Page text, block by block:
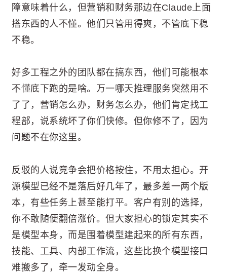
障意味着什么，但营销和财务那边在Claude上面
搭东西的人不懂。他们只管用得爽，不管底下稳
不稳。
好多工程之外的团队都在搞东西，他们可能根本
不懂底下跑的是啥。万一哪天推理服务突然用不
了了，营销怎么办，财务怎么办，他们肯定找工
程部，说系统坏了你们快修。但你修不了，因为
问题不在你这里。
反驳的人说竞争会把价格按住，不用太担心。开
源模型已经不是落后好几年了，最多差一两个版
本，有些任务上甚至能打平。客户有别的选择，
你不敢随便翻倍涨价。但大家担心的锁定其实不
是模型本身，而是围着模型建起来的所有东西，
技能、工具、内部工作流，这些比换个模型接口
难搬多了，牵一发动全身。